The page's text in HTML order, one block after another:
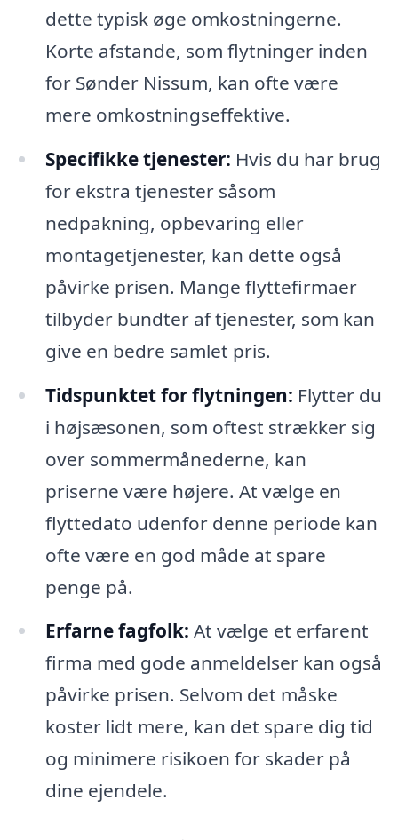
dette typisk øge omkostningerne.
Korte afstande, som flytninger inden
for Sønder Nissum, kan ofte være
mere omkostningseffektive.
Specifikke tjenester: Hvis du har brug
for ekstra tjenester såsom
nedpakning, opbevaring eller
montagetjenester, kan dette også
påvirke prisen. Mange flyttefirmaer
tilbyder bundter af tjenester, som kan
give en bedre samlet pris.
Tidspunktet for flytningen: Flytter du
i højsæsonen, som oftest strækker sig
over sommermånederne, kan
priserne være højere. At vælge en
flyttedato udenfor denne periode kan
ofte være en god måde at spare
penge på.
Erfarne fagfolk: At vælge et erfarent
firma med gode anmeldelser kan også
påvirke prisen. Selvom det måske
koster lidt mere, kan det spare dig tid
og minimere risikoen for skader på
dine ejendele.